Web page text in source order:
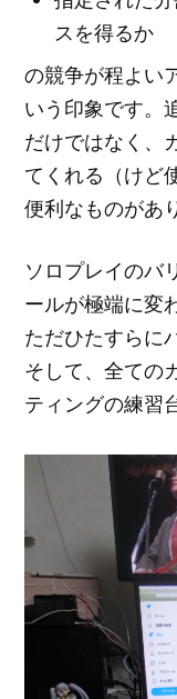
スを得るか
の競争が程よい
いう印象です。
だけではなく、
てくれる（けど
便利なものがあ
ソロプレイのバ
ールが極端に変
ただひたすらに
そして、全ての
ティングの練習